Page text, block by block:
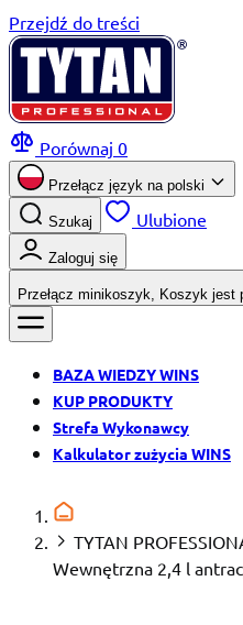
Przejdź do treści
Porównaj 0
Przełącz język na polski
Szukaj Ulubione
Zaloguj się
Przełącz minikoszyk,
BAZA WIEDZY WINS
KUP PRODUKTY
Strefa Wykonawcy
Kalkulator zużycia WINS
TYTAN
Wewnętrzna 2,4 l